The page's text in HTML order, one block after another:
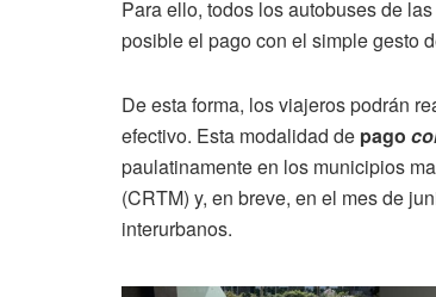
Para ello, todos los autobuses de
posible el pago con el simple gesto
De esta forma, los viajeros podrán
efectivo. Esta modalidad de pago
paulatinamente en los municipios
(CRTM) y, en breve, en el mes de
interurbanos.